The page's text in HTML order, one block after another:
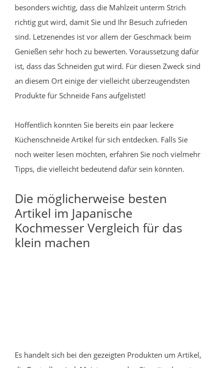
besonders wichtig, dass die Mahlzeit unterm Strich
richtig gut wird, damit Sie und Ihr Besuch zufrieden
sind. Letzenendes ist vor allem der Geschmack beim
Genießen sehr hoch zu bewerten. Voraussetzung dafür
ist, dass das Schneiden gut wird. Für diesen Zweck sind
an diesem Ort einige der vielleicht überzeugendsten
Produkte für Schneide Fans aufgelistet!
Hoffentlich konnten Sie bereits ein paar leckere
Küchenschneide Artikel für sich entdecken. Falls Sie
noch weiter lesen möchten, erfahren Sie noch vielmehr
Tipps, die vielleicht bedeutend dafür sein könnten.
Die möglicherweise besten
Artikel im Japanische
Kochmesser Vergleich für das
klein machen
Es handelt sich bei den gezeigten Produkten um Artikel,